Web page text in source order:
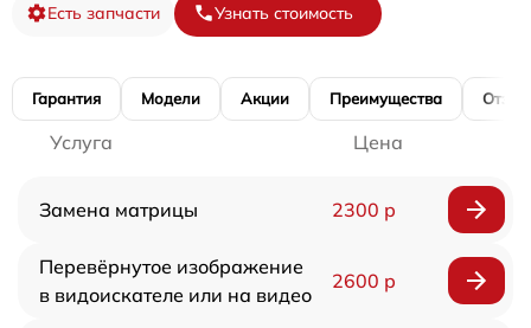
Есть запчасти Узнать стоимость
Гарантия Модели Акции Преимущества
Услуга Цена
Замена матрицы 2300 р
Перевёрнутое изображение
в видоискателе или на видео
2600 р